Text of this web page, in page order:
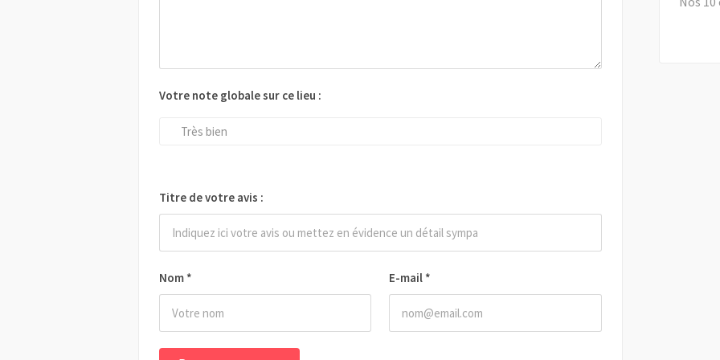
Nom * E-mail *
Votre note globale sur ce lieu :
Très bien
Titre de votre avis :